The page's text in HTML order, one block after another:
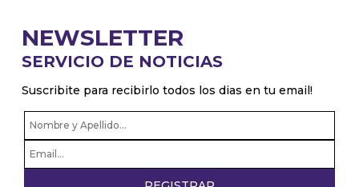
NEWSLETTER
SERVICIO DE NOTICIAS
Suscribite para recibirlo todos los dias en tu email!